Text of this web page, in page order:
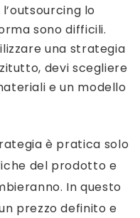
lo
sono difficili.
una strategia
devi scegliere
e un modello
è pratica solo
del prodotto e
In questo
prezzo definito e